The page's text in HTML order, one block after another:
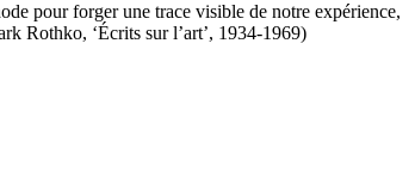
pour forger une trace visible de notre expérience,
Rothko, ‘Écrits sur l’art’, 1934-1969)